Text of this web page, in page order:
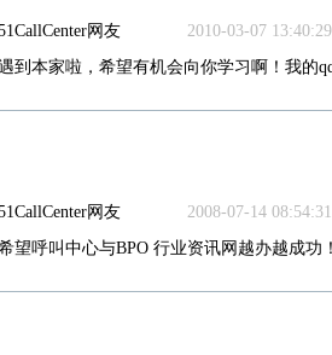
网友
2010-03-07 13:40:29
到本家啦，希望有机会向你学习啊！我的
网友
2008-07-14 08:54:31
望呼叫中心与BPO 行业资讯网越办越成功